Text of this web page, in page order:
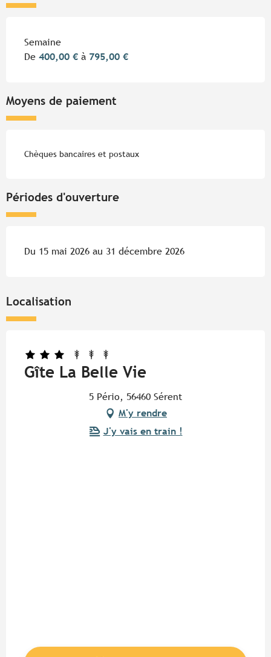
Tarifs 2026
Semaine
De 400,00 € à 795,00 €
Moyens de paiement
Chèques bancaires et postaux
Périodes d'ouverture
Du 15 mai 2026 au 31 décembre 2026
Localisation
Gîte La Belle Vie
5 Pério, 56460 Sérent
M'y rendre
J'y vais en train !